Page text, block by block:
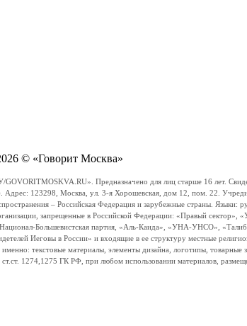
© «Говорит Москва»
Предназначено для лиц старше 16 лет.
Адрес: 123298, Москва, ул. 3-я Хорошевская, дом 12, пом. 22.
– Российская Федерация и зарубежные страны.
запрещенные в Российской Федерации: «Правый
Большевистская партия, «Аль-Каида», «УНА-УНСО»,
Иеговы в России» и входящие в ее структуру местные
текстовые материалы, элементы дизайна, логотипы,
ст.ст. 1274,1275 ГК РФ, при любом использовании материалов,